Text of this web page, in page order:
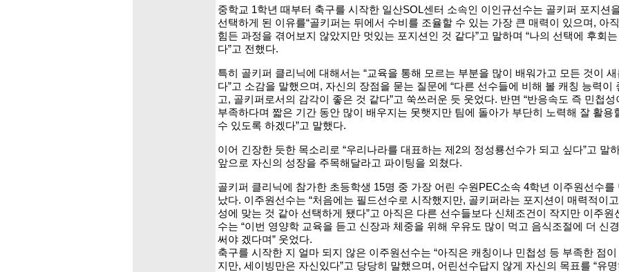
중학교 1학년 때부터 축구를 시작한 일산SOL센터 소속인 이인규선수는 골키퍼 포지션
선택하게 된 이유를“골키퍼는 뒤에서 수비를 조율할 수 있는 가장 큰 매력이 있으며, 아직
힘든 과정을 겪어보지 않았지만 멋있는 포지션인 것 같다”고 말하며 “나의 선택에 후회는
다”고 전했다.
특히 골키퍼 클리닉에 대해서는 “교육을 통해 모르는 부분을 많이 배워가고 모든 것이 새
다”고 소감을 말했으며, 자신의 장점을 묻는 질문에 “다른 선수들에 비해 볼 캐칭 능력이
고, 골키퍼로서의 감각이 좋은 것 같다”고 쑥쓰러운 듯 웃었다. 반면 “반응속도 즉 민첩성
부족하다며 짧은 기간 동안 많이 배우지는 못햇지만 팀에 돌아가 부단히 노력해 잘 활용
수 있도록 하겠다”고 말했다.
이어 긴장한 듯한 목소리로 “우리나라를 대표하는 제2의 정성룡선수가 되고 싶다”고 말
앞으로 자신의 성장을 주목해달라고 파이팅을 외쳤다.
골키퍼 클리닉에 참가한 초등학생 15명 중 가장 어린 수원PEC소속 4학년 이주원선수를
났다. 이주원선수는 “처음에는 필드선수로 시작했지만, 골키퍼라는 포지션이 매력적이
성에 맞는 것 같아 선택하게 됐다”고 아직은 다른 선수들보다 신체조건이 작지만 이주원
수는 “이번 영양학 교육을 듣고 신장과 체중을 위해 우유도 많이 먹고 음식조절에 더 신경
써야 겠다며” 웃었다.
축구를 시작한 지 얼마 되지 않은 이주원선수는 “아직은 캐칭이나 민첩성 등 부족한 점이
지만, 세이빙만은 자신있다”고 당당히 말했으며, 어린선수답지 않게 자신의 목표를 “유